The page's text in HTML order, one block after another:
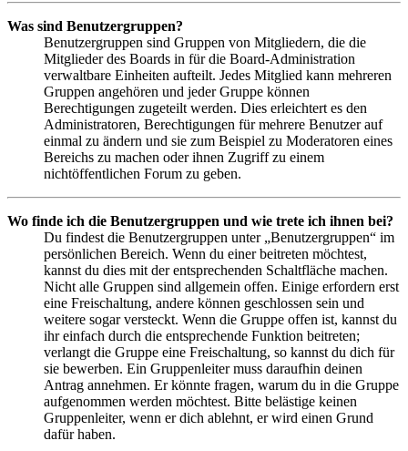
Was sind Benutzergruppen?
Benutzergruppen sind Gruppen von Mitgliedern, die die
Mitglieder des Boards in für die Board-Administration
verwaltbare Einheiten aufteilt. Jedes Mitglied kann mehreren
Gruppen angehören und jeder Gruppe können
Berechtigungen zugeteilt werden. Dies erleichtert es den
Administratoren, Berechtigungen für mehrere Benutzer auf
einmal zu ändern und sie zum Beispiel zu Moderatoren eines
Bereichs zu machen oder ihnen Zugriff zu einem
nichtöffentlichen Forum zu geben.
Wo finde ich die Benutzergruppen und wie trete ich ihnen bei?
Du findest die Benutzergruppen unter „Benutzergruppen“ im
persönlichen Bereich. Wenn du einer beitreten möchtest,
kannst du dies mit der entsprechenden Schaltfläche machen.
Nicht alle Gruppen sind allgemein offen. Einige erfordern erst
eine Freischaltung, andere können geschlossen sein und
weitere sogar versteckt. Wenn die Gruppe offen ist, kannst du
ihr einfach durch die entsprechende Funktion beitreten;
verlangt die Gruppe eine Freischaltung, so kannst du dich für
sie bewerben. Ein Gruppenleiter muss daraufhin deinen
Antrag annehmen. Er könnte fragen, warum du in die Gruppe
aufgenommen werden möchtest. Bitte belästige keinen
Gruppenleiter, wenn er dich ablehnt, er wird einen Grund
dafür haben.